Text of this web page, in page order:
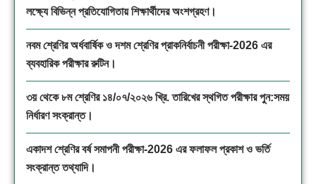
লক্ষ্যে বিভিন্ন প্রতিযোগিতায় শিক্ষার্থীদের অংশগ্রহণ।
নবম শ্রেণির অর্ধবার্ষিক ও দশম শ্রেণির প্রাকনির্বাচনী পরীক্ষা-2026 এর
ব্যবহারিক পরীক্ষার রুটিন।
৩য় থেকে ৮ম শ্রেণির ১৪/০৭/২০২৬ খ্রি. তারিখের স্থগিত পরীক্ষার পুন:সময়
নির্ধারণ সংক্রান্ত।
একাদশ শ্রেণির বর্ষ সমাপনী পরীক্ষা-2026 এর ফলাফল প্রকাশ ও ভর্তি
সংক্রান্ত তথ্যাদি।